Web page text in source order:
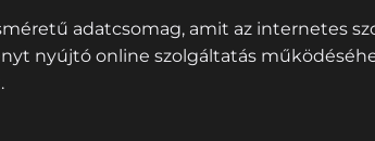
adatcsomag, amit az internetes
nyújtó online szolgáltatás